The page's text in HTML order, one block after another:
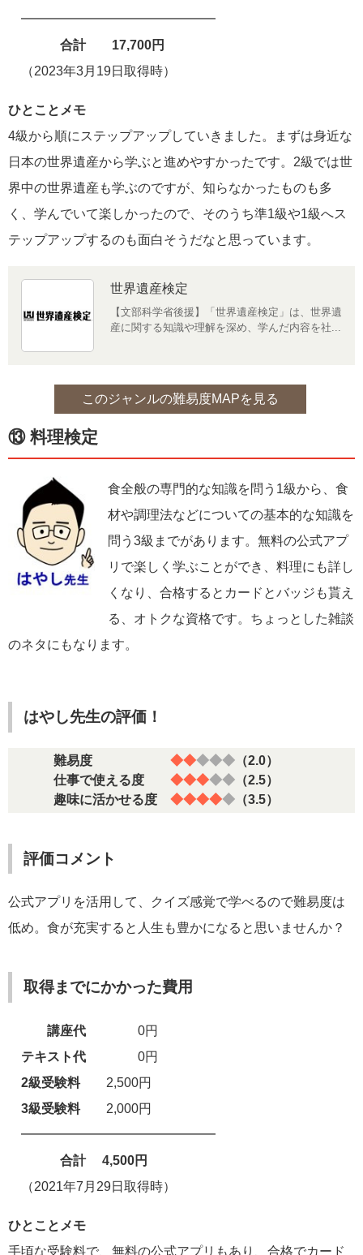
━━━━━━━━━━━━━━━
合計 17,700円
（2023年3月19日取得時）
ひとことメモ
4級から順にステップアップしていきました。まずは身近な
日本の世界遺産から学ぶと進めやすかったです。2級では世
界中の世界遺産も学ぶのですが、知らなかったものも多
く、学んでいて楽しかったので、そのうち準1級や1級へス
テップアップするのも面白そうだなと思っています。
世界遺産検定
【文部科学省後援】「世界遺産検定」は、世界遺
産に関する知識や理解を深め、学んだ内容を社...
このジャンルの難易度MAPを見る
⑬ 料理検定
食全般の専門的な知識を問う1級から、食
材や調理法などについての基本的な知識を
問う3級までがあります。無料の公式アプ
リで楽しく学ぶことができ、料理にも詳し
くなり、合格するとカードとバッジも貰え
る、オトクな資格です。ちょっとした雑談
のネタにもなります。
はやし先生の評価！
難易度 ◆◆◆◆◆ （2.0）
仕事で使える度 ◆◆◆◆◆ （2.5）
趣味に活かせる度 ◆◆◆◆◆ （3.5）
評価コメント
公式アプリを活用して、クイズ感覚で学べるので難易度は
低め。食が充実すると人生も豊かになると思いませんか？
取得までにかかった費用
講座代 0円
テキスト代 0円
2級受験料2,500円
3級受験料2,000円
━━━━━━━━━━━━━━━
合計 4,500円
（2021年7月29日取得時）
ひとことメモ
手頃な受験料で、無料の公式アプリもあり、合格でカード